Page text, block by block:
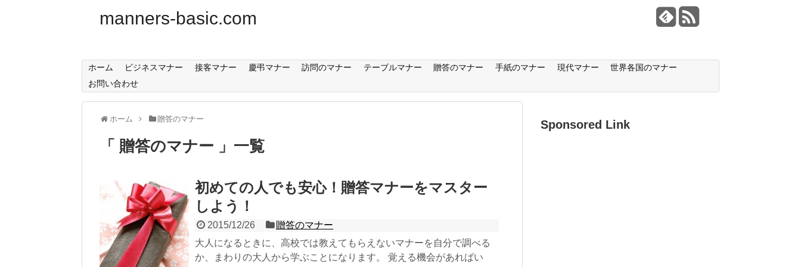
manners-basic.com
ホーム ビジネスマナー 接客マナー 慶弔マナー 訪問のマナー テーブルマナー 贈答のマナー 手紙のマナー 現代マナー
世界各国のマナー
お問い合わせ
ホーム 贈答のマナー
贈答のマナー 一覧
初めての人でも安心！贈答マナーをマスター
しよう！
2015/12/26
贈答のマナー
大人になるときに、高校では教えてもらえないマナーを自分で調べる
か、まわりの大人から学ぶことになります。 覚える機会があればい
Sponsored Link